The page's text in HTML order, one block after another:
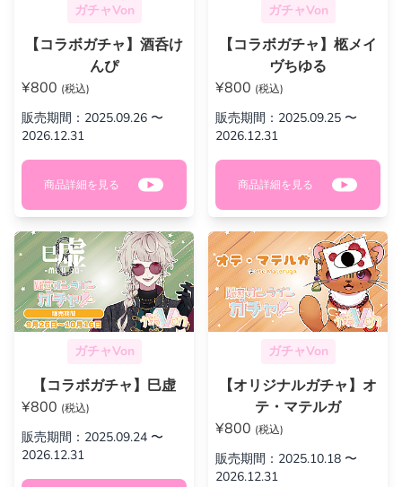
ガチャVon
【コラボガチャ】酒呑け
んぴ
¥800 (税込)
販売期間：2025.09.26 〜
2026.12.31
商品詳細を見る
ガチャVon
【コラボガチャ】柩メイ
ヴちゆる
¥800 (税込)
販売期間：2025.09.25 〜
2026.12.31
商品詳細を見る
ガチャVon
【コラボガチャ】巳虚
¥800 (税込)
販売期間：2025.09.24 〜
2026.12.31
ガチャVon
【オリジナルガチャ】オ
テ・マテルガ
¥800 (税込)
販売期間：2025.10.18 〜
2026.12.31